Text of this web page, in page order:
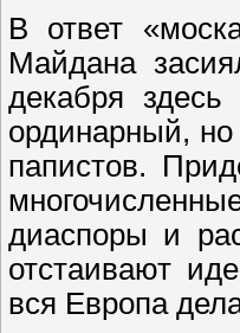
В ответ
Майдана
декабря
ординарный, но
папистов.
диаспоры и
отстаивают
вся Европа